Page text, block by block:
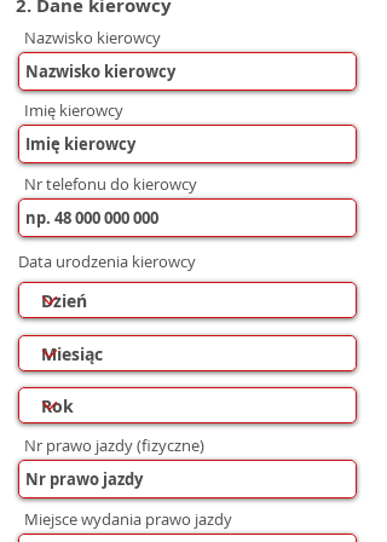
2. Dane kierowcy
Nazwisko kierowcy
Imię kierowcy
Nr telefonu do kierowcy
Data urodzenia kierowcy
Nr prawo jazdy (fizyczne)
Miejsce wydania prawo jazdy